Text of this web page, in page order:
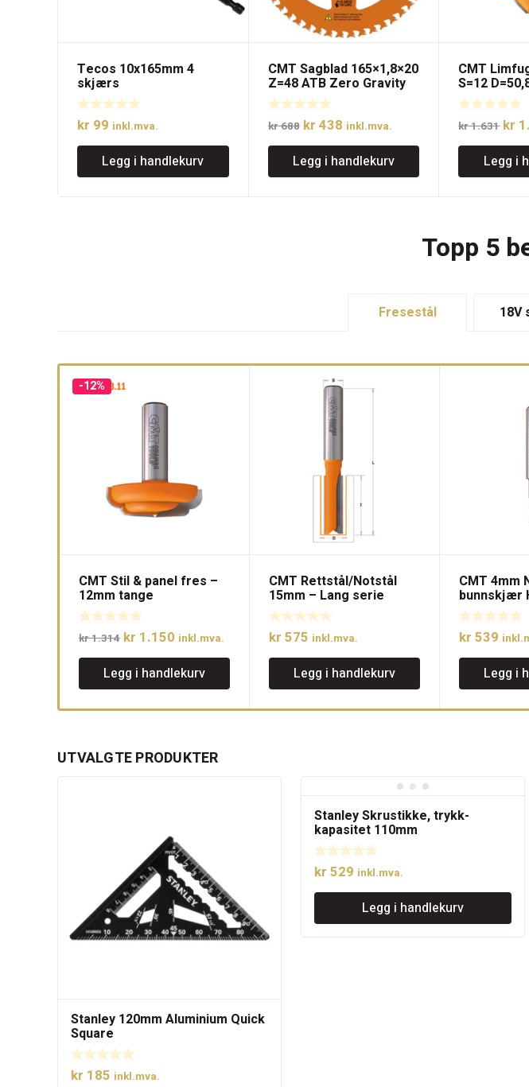
Tecos 10x165mm 4
skjærs
sneglebor/spiralbor
kr 99 inkl.mva.
Legg i handlekurv
CMT Sagblad 165×1,8×20
Z=48 ATB Zero Gravity
Extreme finish
kr688 Opprinnelig
pris
var:
kr 688.
kr 438Nåværende
pris
er:
kr 438.
inkl.mva.
Legg i handlekurv
CMT
S=12
kr1.631
pris
var:
kr
kr
Legg i
Topp 5
Fresestål 18V
-12%
CMT Stil & panel fres –
12mm tange
kr1.314 Opprinnelig
pris
var:
kr 1.314.
kr 1.150 Nåværende
pris
er:
kr 1.150.
inkl.mva.
Legg i handlekurv
CMT Rettstål/Notstål
15mm – Lang serie
kr 575 inkl.mva.
Legg i handlekurv
CMT 4mm
bunnskjær
kr 539
Legg i
UTVALGTE PRODUKTER
Stanley 120mm Aluminium Quick
Square
kr 185 inkl.mva.
Stanley Skrustikke, trykk-
kapasitet 110mm
kr 529 inkl.mva.
Legg i handlekurv